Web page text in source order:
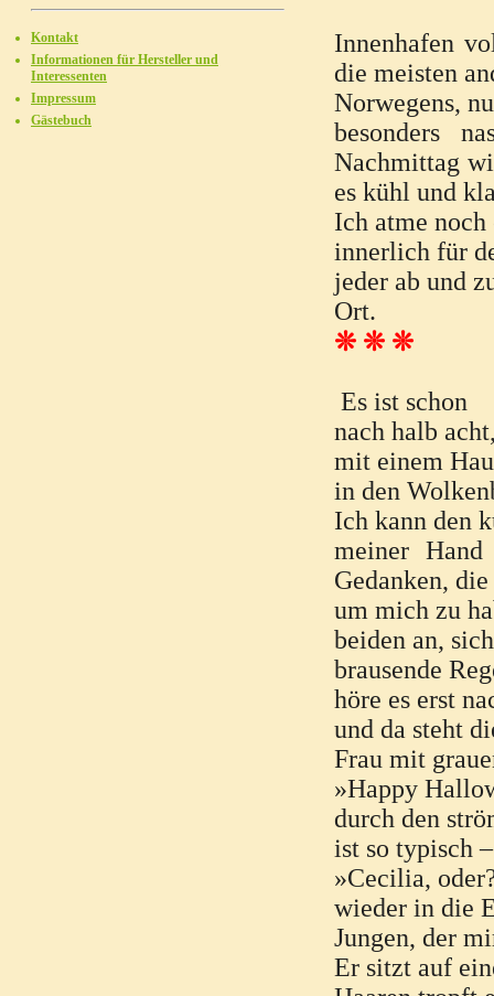
Innenhafen
die meisten
Norwegens,
besonders
Nachmittag
es kühl und
Ich atme
innerlich für
jeder ab und
Ort.
❊ ❊ ❊
Es ist schon
nach halb
mit einem
in den
Ich kann den
meiner
Gedanken,
um mich zu
beiden an,
brausende
höre es erst
und da steht
Frau mit
»Happy
durch den
ist so typisch
»Cecilia,
wieder in die
Jungen, der
Er sitzt auf
Kontakt
Informationen für Hersteller und
Interessenten
Impressum
Gästebuch